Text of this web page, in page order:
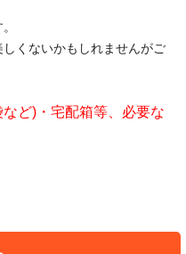
くないかもしれませんがご
ど)・宅配箱等、必要な